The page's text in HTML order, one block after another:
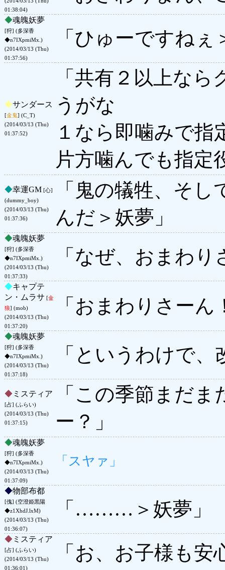
01:38:04)
◆魂魄妖夢
[狩] (多深香
◆n7IXpmiMx.)
(2014/03/13 (Thu)
01:37:56)
「ひゅーですねぇ
◆サンダース
[金鬼] (C_T)
(2014/03/13 (Thu)
01:37:52)
「共有２以上な
うがな
１なら即噛みで指
片方噛んでも指定
◆幸運GM [心]
(dummy_boy)
(2014/03/13 (Thu)
01:37:36)
「鬼の犠牲、そ
んだ＞妖夢」
◆魂魄妖夢
[狩] (多深香
◆n7IXpmiMx.)
(2014/03/13 (Thu)
01:37:33)
「なぜ、おまわ
◆キャプテ
ン・ムラサ [金
狼] (mob)
(2014/03/13 (Thu)
01:37:20)
「おまわりさーん
◆魂魄妖夢
[狩] (多深香
◆n7IXpmiMx.)
(2014/03/13 (Thu)
01:37:18)
「というわけで
◆ ミスティア
[占] (ふらい)
(2014/03/13 (Thu)
01:37:15)
「この季節まだ
ー？」
◆魂魄妖夢
[狩] (多深香
◆n7IXpmiMx.)
(2014/03/13 (Thu)
01:37:09)
「スヤァ」
◆物部布都
[傀] (空澄姫黒陽
◆z1XhdJ.lxM)
(2014/03/13 (Thu)
01:36:07)
「………＞妖夢」
◆ ミスティア
[占] (ふらい)
(2014/03/13 (Thu)
01:36:01)
「お、お子様も